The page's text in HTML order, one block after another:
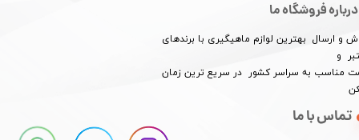
درباره فروشگاه ما
و ارسال بهترین لوازم ماهیگیری با برندهای
و
مناسب به سراسر کشور در سریع ترین زمان
تماس با ما